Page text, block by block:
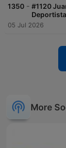
1350 - #1120
05 Jul 2026
More